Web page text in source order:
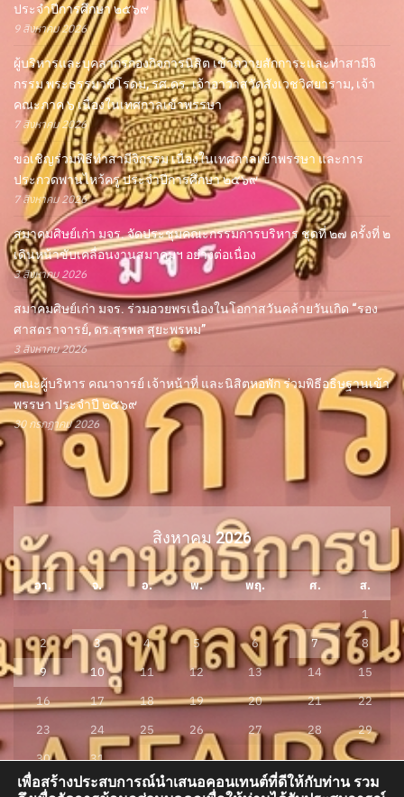
ประจำปีการศึกษา ๒๕๖๙
9 สิงหาคม 2026
ผู้บริหารและบุคลากรกองกิจการนิสิต เข้าถวายสักการะและทำสามีจิ
กรรม พระธรรมวชิโรดม, รศ.ดร. เจ้าอาวาสวัดสังเวชวิศยาราม, เจ้า
คณะภาค ๖ เนื่องในเทศกาลเข้าพรรษา
7 สิงหาคม 2026
ขอเชิญร่วมพิธีทำสามีจิกรรม เนื่องในเทศกาลเข้าพรรษา และการ
ประกวดพานไหว้ครู ประจำปีการศึกษา ๒๕๖๙
7 สิงหาคม 2026
สมาคมศิษย์เก่า มจร. จัดประชุมคณะกรรมการบริหาร ชุดที่ ๒๗ ครั้งที่ ๒
เดินหน้าขับเคลื่อนงานสมาคมฯ อย่างต่อเนื่อง
3 สิงหาคม 2026
สมาคมศิษย์เก่า มจร. ร่วมอวยพรเนื่องในโอกาสวันคล้ายวันเกิด “รอง
ศาสตราจารย์, ดร.สุรพล สุยะพรหม”
3 สิงหาคม 2026
คณะผู้บริหาร คณาจารย์ เจ้าหน้าที่ และนิสิตหอพัก ร่วมพิธีอธิษฐานเข้า
พรรษา ประจำปี ๒๕๖๙
30 กรกฎาคม 2026
สิงหาคม 2026
อา. จ. อ. พ. พฤ. ศ.
ส.
1
2
3 4 5 6 7
8
9
10 11 12 13 14
15
16
17 18 19 20 21
22
23
24 25 26 27 28
29
30
31
« ก.ค.
เพื่อสร้างประสบการณ์นำเสนอคอนเทนต์ที่ดีให้กับท่าน รวม